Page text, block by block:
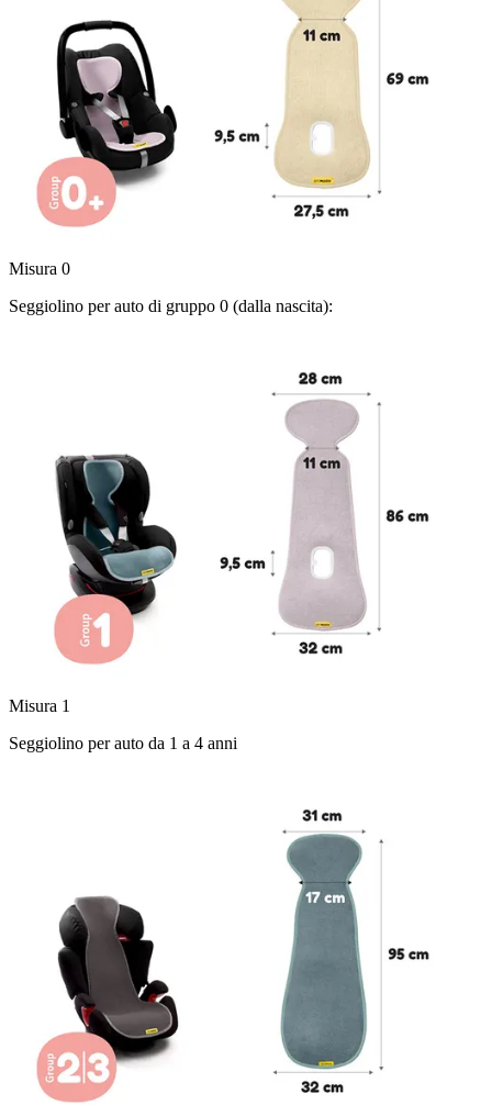
Misura 0
Seggiolino per auto di gruppo 0 (dalla nascita):
Misura 1
Seggiolino per auto da 1 a 4 anni